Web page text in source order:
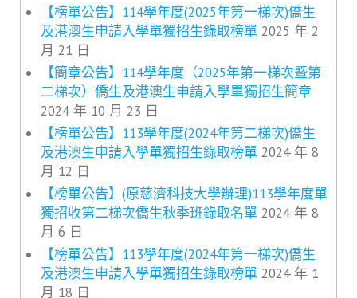
【榜單公告】114學年度(2025年第一梯次)僑生
及港澳生申請入學單獨招生錄取榜單 2025 年 2
月 21 日
【簡章公告】114學年度（2025年第一梯次暨第
二梯次）僑生及港澳生申請入學單獨招生簡章
2024 年 10 月 23 日
【榜單公告】113學年度(2024年第二梯次)僑生
及港澳生申請入學單獨招生錄取榜單 2024 年 8
月 12 日
【榜單公告】(原慈濟科技大學辦理)113學年度單
獨招收第二梯次僑生秋季班錄取名單 2024 年 8
月 6 日
【榜單公告】113學年度(2024年第一梯次)僑生
及港澳生申請入學單獨招生錄取榜單 2024 年 1
月 18 日